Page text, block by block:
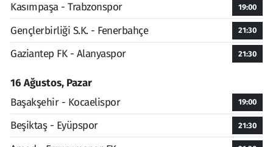
Kasımpaşa - Trabzonspor 19:00
Gençlerbirliği S.K. - Fenerbahçe 21:30
Gaziantep FK - Alanyaspor 21:30
16 Ağustos, Pazar
Başakşehir - Kocaelispor
19:00
Beşiktaş - Eyüpspor 21:30